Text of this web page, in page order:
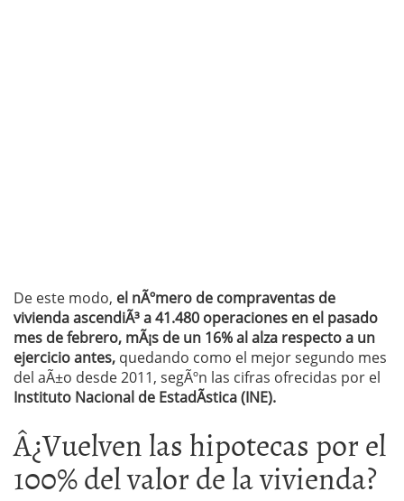
De este modo, el nÃºmero de compraventas de
vivienda ascendiÃ³ a 41.480 operaciones en el pasado
mes de febrero, mÃ¡s de un 16% al alza respecto a un
ejercicio antes, quedando como el mejor segundo mes
del aÃ±o desde 2011, segÃºn las cifras ofrecidas por el
Instituto Nacional de EstadÃ­stica (INE).
Â¿Vuelven las hipotecas por el
100% del valor de la vivienda?